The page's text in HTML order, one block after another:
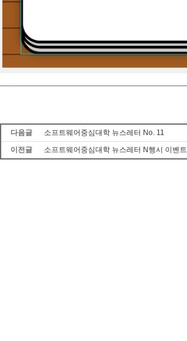
다음글
소프트웨어중심대학 뉴스레터 No. 11
이전글
소프트웨어중심대학 뉴스레터 N행시 이벤트